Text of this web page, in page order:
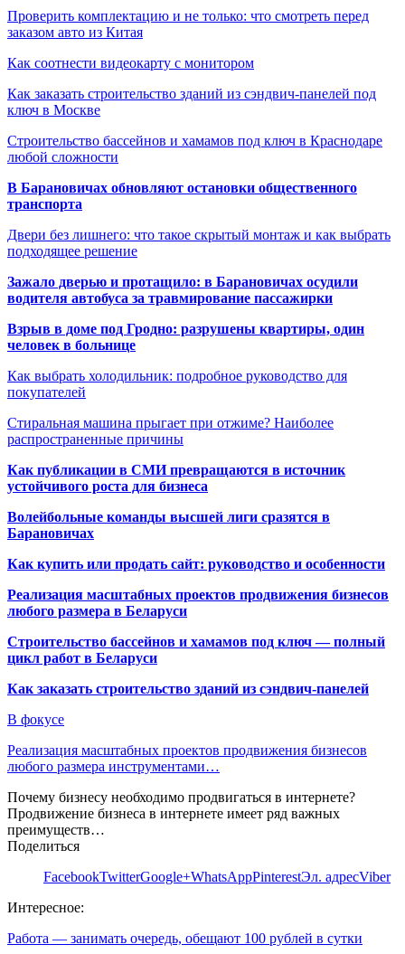
Проверить комплектацию и не только: что смотреть перед
заказом авто из Китая
Как соотнести видеокарту с монитором
Как заказать строительство зданий из сэндвич-панелей под
ключ в Москве
Строительство бассейнов и хамамов под ключ в Краснодаре
любой сложности
В Барановичах обновляют остановки общественного
транспорта
Двери без лишнего: что такое скрытый монтаж и как выбрать
подходящее решение
Зажало дверью и протащило: в Барановичах осудили
водителя автобуса за травмирование пассажирки
Взрыв в доме под Гродно: разрушены квартиры, один
человек в больнице
Как выбрать холодильник: подробное руководство для
покупателей
Стиральная машина прыгает при отжиме? Наиболее
распространенные причины
Как публикации в СМИ превращаются в источник
устойчивого роста для бизнеса
Волейбольные команды высшей лиги сразятся в
Барановичах
Как купить или продать сайт: руководство и особенности
Реализация масштабных проектов продвижения бизнесов
любого размера в Беларуси
Строительство бассейнов и хамамов под ключ — полный
цикл работ в Беларуси
Как заказать строительство зданий из сэндвич-панелей
В фокусе
Реализация масштабных проектов продвижения бизнесов
любого размера инструментами…
Почему бизнесу необходимо продвигаться в интернете?
Продвижение бизнеса в интернете имеет ряд важных
преимуществ…
Поделиться
FacebookTwitterGoogle+WhatsAppPinterestЭл. адресViber
Интересное:
Работа — занимать очередь, обещают 100 рублей в сутки